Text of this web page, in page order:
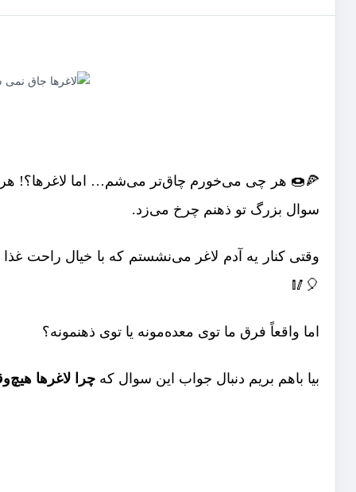
🍕🍩 هر چی می‌خورم چاق‌تر می‌شم… اما
سوال بزرگ تو ذهنم چرخ می‌زد.
وقتی کنار یه آدم لاغر می‌نشستم که با خیال راحت
🎈🥢
اما واقعاً فرق ما توی معده‌مونه یا توی ذهنمونه؟
بیا باهم بریم دنبال جواب این سوال که چرا لاغرها